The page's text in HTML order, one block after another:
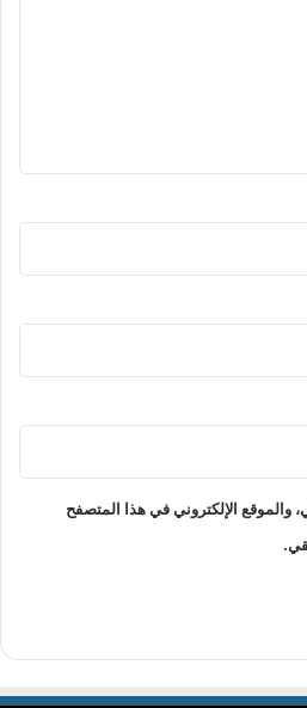
والموقع الإلكتروني في هذا المتصفح